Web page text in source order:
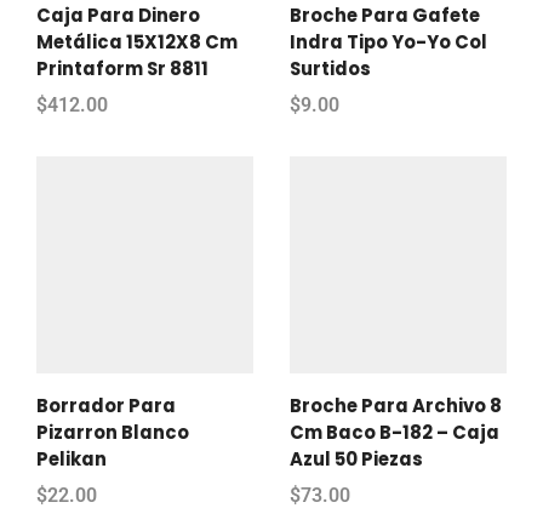
Caja Para Dinero
Metálica 15X12X8 Cm
Printaform Sr 8811
$412.00
Broche Para Gafete
Indra Tipo Yo-Yo Col
Surtidos
$9.00
Borrador Para
Pizarron Blanco
Pelikan
$22.00
Broche Para Archivo 8
Cm Baco B-182 – Caja
Azul 50 Piezas
$73.00